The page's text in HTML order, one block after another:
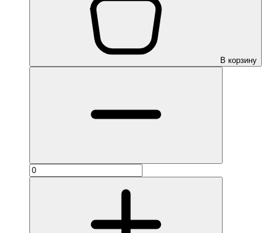
В корзину